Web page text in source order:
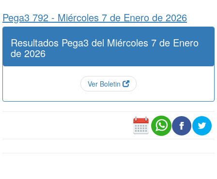
Pega3 792 - Miércoles 7 de Enero de 2026
Resultados Pega3 del Miércoles 7 de Enero
de 2026
Ver Boletin